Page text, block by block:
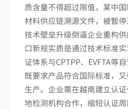
质含量不得超过限值，某中
材料供应链溯源文件，被暂停
技术壁垒升级倒逼企业重构
口新规实质是通过技术标准
证体系与CPTPP、EVFTA等
既要求产品符合国际标准，
生产。企业需在越南建立认
地检测机构合作，缩短认证